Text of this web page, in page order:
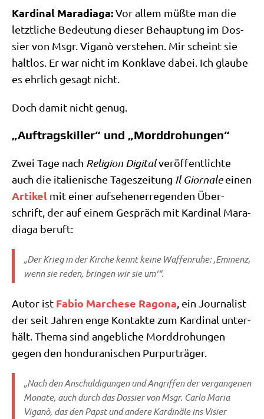
Kar­di­nal Mara­dia­ga:Vor allem müß­te man die
letzt­li­che Bedeu­tung die­ser Behaup­tung im Dos­
sier von Msgr. Viganò ver­ste­hen. Mir scheint sie
halt­los. Er war nicht im Kon­kla­ve dabei. Ich glau­be
es ehr­lich gesagt nicht.
Doch damit nicht genug.
„Auftragskiller“ und „Morddrohungen“
Zwei Tage nach Reli­gi­on Digi­talver­öf­fent­lich­te
auch die ita­lie­ni­sche Tages­zei­tung Il Giorn­a­leeinen
Arti­kel mit einer auf­se­hen­er­re­gen­den Über­
schrift, der auf einem Gespräch mit Kar­di­nal Mara­
dia­ga beruft:
„Der Krieg in der Kir­che kennt kei­ne Waf­fen­ru­he: ‚Emi­nenz,
wenn sie reden, brin­gen wir sie um‘“.
Autor ist Fabio Mar­che­se Rago­na, ein Jour­na­list
der seit Jah­ren enge Kon­tak­te zum Kar­di­nal unter­
hält. The­ma sind angeb­li­che Mord­dro­hun­gen
gegen den hon­du­ra­ni­schen Purpurträger.
„Nach den Anschul­di­gun­gen und Angrif­fen der ver­gan­ge­nen
Mona­te, auch durch das Dos­sier von Msgr. Car­lo Maria
Viganò, das den Papst und ande­re Kar­di­nä­le ins Visier